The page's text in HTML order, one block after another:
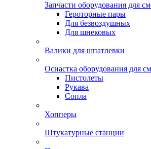
Запчасти оборудования для
Героторные пары
Для безвоздушных
Для шнековых
Валики для шпатлевки
Оснастка оборудования для
Пистолеты
Рукава
Сопла
Хопперы
Штукатурные станции